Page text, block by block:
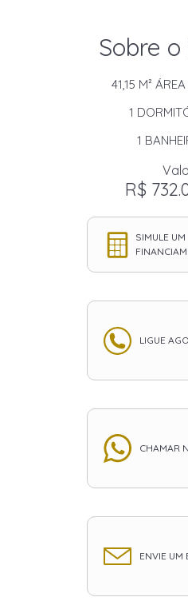
Sobre
41,15 M²
1
1
R$
SIMULE UM
LIGUE
CHAMAR
ENVIE UM